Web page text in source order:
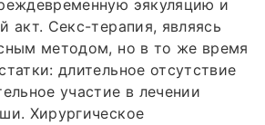
эякуляцию и
акт. Секс-терапия, являясь
методом, но в то же время
длительное отсутствие
участие в лечении
Хирургическое